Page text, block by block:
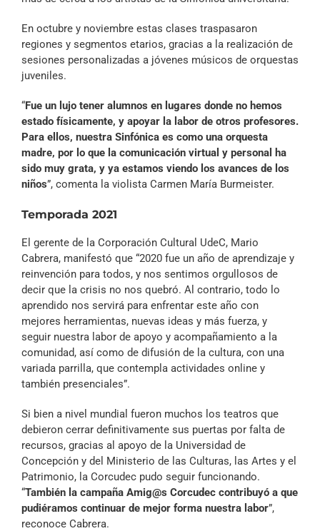
En octubre y noviembre estas clases traspasaron
regiones y segmentos etarios, gracias a la realización de
sesiones personalizadas a jóvenes músicos de orquestas
juveniles.
“Fue un lujo tener alumnos en lugares donde no hemos
estado físicamente, y apoyar la labor de otros profesores.
Para ellos, nuestra Sinfónica es como una orquesta
madre, por lo que la comunicación virtual y personal ha
sido muy grata, y ya estamos viendo los avances de los
niños”, comenta la violista Carmen María Burmeister.
Temporada 2021
El gerente de la Corporación Cultural UdeC, Mario
Cabrera, manifestó que “2020 fue un año de aprendizaje y
reinvención para todos, y nos sentimos orgullosos de
decir que la crisis no nos quebró. Al contrario, todo lo
aprendido nos servirá para enfrentar este año con
mejores herramientas, nuevas ideas y más fuerza, y
seguir nuestra labor de apoyo y acompañamiento a la
comunidad, así como de difusión de la cultura, con una
variada parrilla, que contempla actividades online y
también presenciales”.
Si bien a nivel mundial fueron muchos los teatros que
debieron cerrar definitivamente sus puertas por falta de
recursos, gracias al apoyo de la Universidad de
Concepción y del Ministerio de las Culturas, las Artes y el
Patrimonio, la Corcudec pudo seguir funcionando.
“También la campaña Amig@s Corcudec contribuyó a que
pudiéramos continuar de mejor forma nuestra labor”,
reconoce Cabrera.